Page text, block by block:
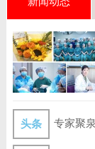
头条
专家聚